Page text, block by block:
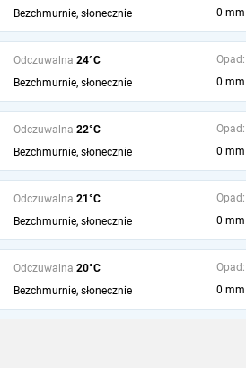
Bezchmurnie, słonecznie
0 mm
Odczuwalna 24°C
Bezchmurnie, słonecznie
Opad:
0 mm
Odczuwalna 22°C
Bezchmurnie, słonecznie
Opad:
0 mm
Odczuwalna 21°C
Bezchmurnie, słonecznie
Opad:
0 mm
Odczuwalna 20°C
Bezchmurnie, słonecznie
Opad:
0 mm